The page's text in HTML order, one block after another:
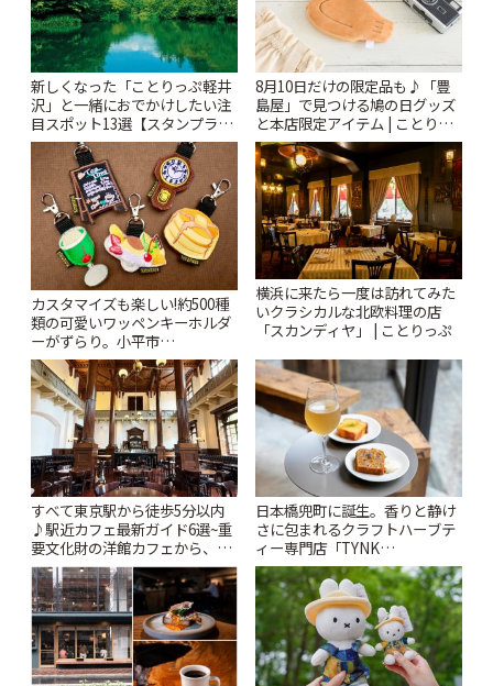
新しくなった「ことりっぷ軽井
沢」と一緒におでかけしたい注
目スポット13選【スタンプラリ
ー開催中】 | ことりっぷ
8月10日だけの限定品も♪「豊
島屋」で見つける鳩の日グッズ
と本店限定アイテム | ことりっ
ぷ
カスタマイズも楽しい!約500種
類の可愛いワッペンキーホルダ
ーがずらり。小平市
「Kimamaya T&K」 | ことりっ
ぷ
横浜に来たら一度は訪れてみた
いクラシカルな北欧料理の店
「スカンディヤ」 | ことりっぷ
すべて東京駅から徒歩5分以内
♪駅近カフェ最新ガイド6選~重
要文化財の洋館カフェから、改
札すぐのレトロ喫茶まで~ | こと
りっぷ
日本橋兜町に誕生。香りと静け
さに包まれるクラフトハーブテ
ィー専門店「TYNK
Kabutocho」 | ことりっぷ